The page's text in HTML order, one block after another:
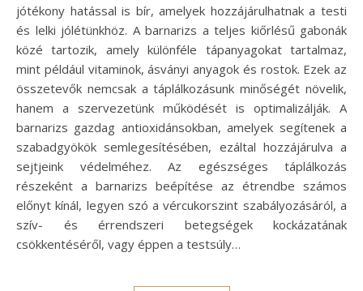
jótékony hatással is bír, amelyek hozzájárulhatnak a testi
és lelki jólétünkhöz. A barnarizs a teljes kiőrlésű gabonák
közé tartozik, amely különféle tápanyagokat tartalmaz,
mint például vitaminok, ásványi anyagok és rostok. Ezek az
összetevők nemcsak a táplálkozásunk minőségét növelik,
hanem a szervezetünk működését is optimalizálják. A
barnarizs gazdag antioxidánsokban, amelyek segítenek a
szabadgyökök semlegesítésében, ezáltal hozzájárulva a
sejtjeink védelméhez. Az egészséges táplálkozás
részeként a barnarizs beépítése az étrendbe számos
előnyt kínál, legyen szó a vércukorszint szabályozásáról, a
szív- és érrendszeri betegségek kockázatának
csökkentéséről, vagy éppen a testsúly…